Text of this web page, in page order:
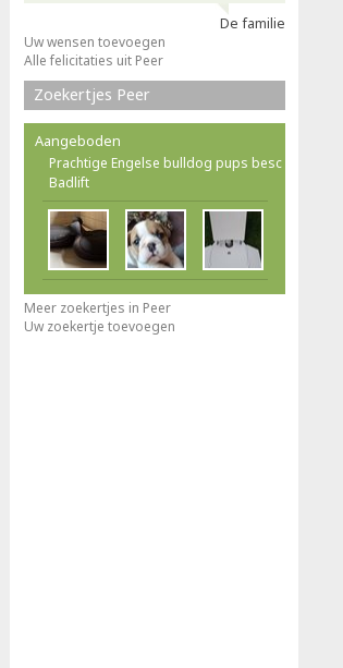
De familie
Uw wensen toevoegen
Alle felicitaties uit Peer
Zoekertjes Peer
Aangeboden
Prachtige Engelse bulldog pups besc
Badlift
Meer zoekertjes in Peer
Uw zoekertje toevoegen